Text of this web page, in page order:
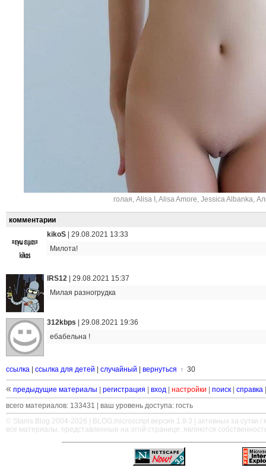
голая, Alisa I ,Alisa Amore, Jessica Albanka,
комментарии
kikoS
29.08.2021 13:33
Милота!
IRS12
29.08.2021 15:37
Милая разногрудка
312kbps
29.08.2021 19:36
ебабельна !
ссылка ссылка для детей случайный вернуться ↑ 30
« предыдущие материалы регистрация вход настройки поиск справка
всего материалов: 133431 | ваш уровень доступа: гость
© Stanis.Blog 2004-2026 |
BLOG.microscript версия 1.9.3 | активных за сутки /
все материалы, представленные на этой странице, являются
—————————————————————